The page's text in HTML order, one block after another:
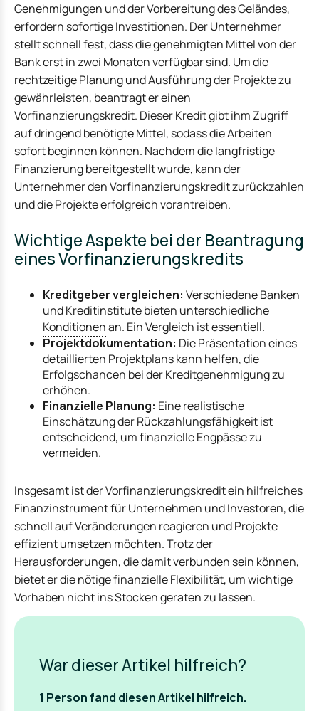
Genehmigungen und der Vorbereitung des Geländes,
erfordern sofortige Investitionen. Der Unternehmer
stellt schnell fest, dass die genehmigten Mittel von der
Bank erst in zwei Monaten verfügbar sind. Um die
rechtzeitige Planung und Ausführung der Projekte zu
gewährleisten, beantragt er einen
Vorfinanzierungskredit. Dieser Kredit gibt ihm Zugriff
auf dringend benötigte Mittel, sodass die Arbeiten
sofort beginnen können. Nachdem die langfristige
Finanzierung bereitgestellt wurde, kann der
Unternehmer den Vorfinanzierungskredit zurückzahlen
und die Projekte erfolgreich vorantreiben.
Wichtige Aspekte bei der Beantragung
eines Vorfinanzierungskredits
Kreditgeber vergleichen: Verschiedene Banken
und Kreditinstitute bieten unterschiedliche
Konditionenan. Ein Vergleich ist essentiell.
Projektdokumentation: Die Präsentation eines
detaillierten Projektplans kann helfen, die
Erfolgschancen bei der Kreditgenehmigung zu
erhöhen.
Finanzielle Planung: Eine realistische
Einschätzung der Rückzahlungsfähigkeit ist
entscheidend, um finanzielle Engpässe zu
vermeiden.
Insgesamt ist der Vorfinanzierungskredit ein hilfreiches
Finanzinstrument für Unternehmen und Investoren, die
schnell auf Veränderungen reagieren und Projekte
effizient umsetzen möchten. Trotz der
Herausforderungen, die damit verbunden sein können,
bietet er die nötige finanzielle Flexibilität, um wichtige
Vorhaben nicht ins Stocken geraten zu lassen.
War dieser Artikel hilfreich?
1 Person fand diesen Artikel hilfreich.